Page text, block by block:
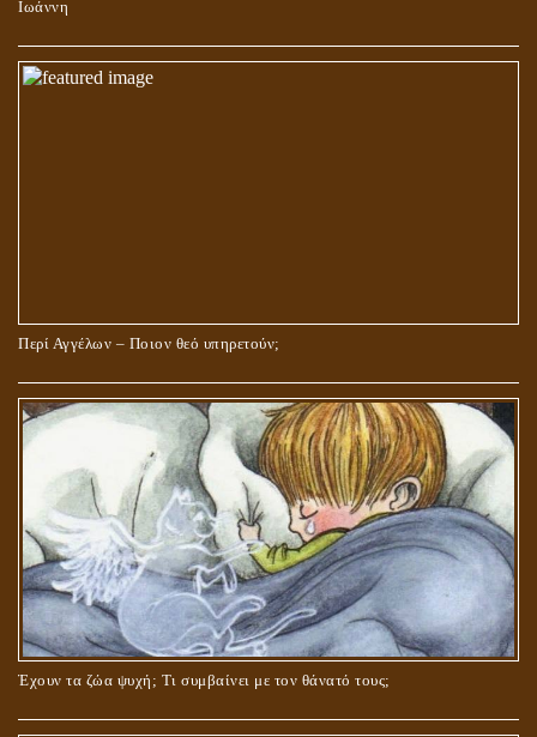
Ιωάννη
Περί Αγγέλων – Ποιον θεό υπηρετούν;
Έχουν τα ζώα ψυχή; Τι συμβαίνει με τον θάνατό τους;